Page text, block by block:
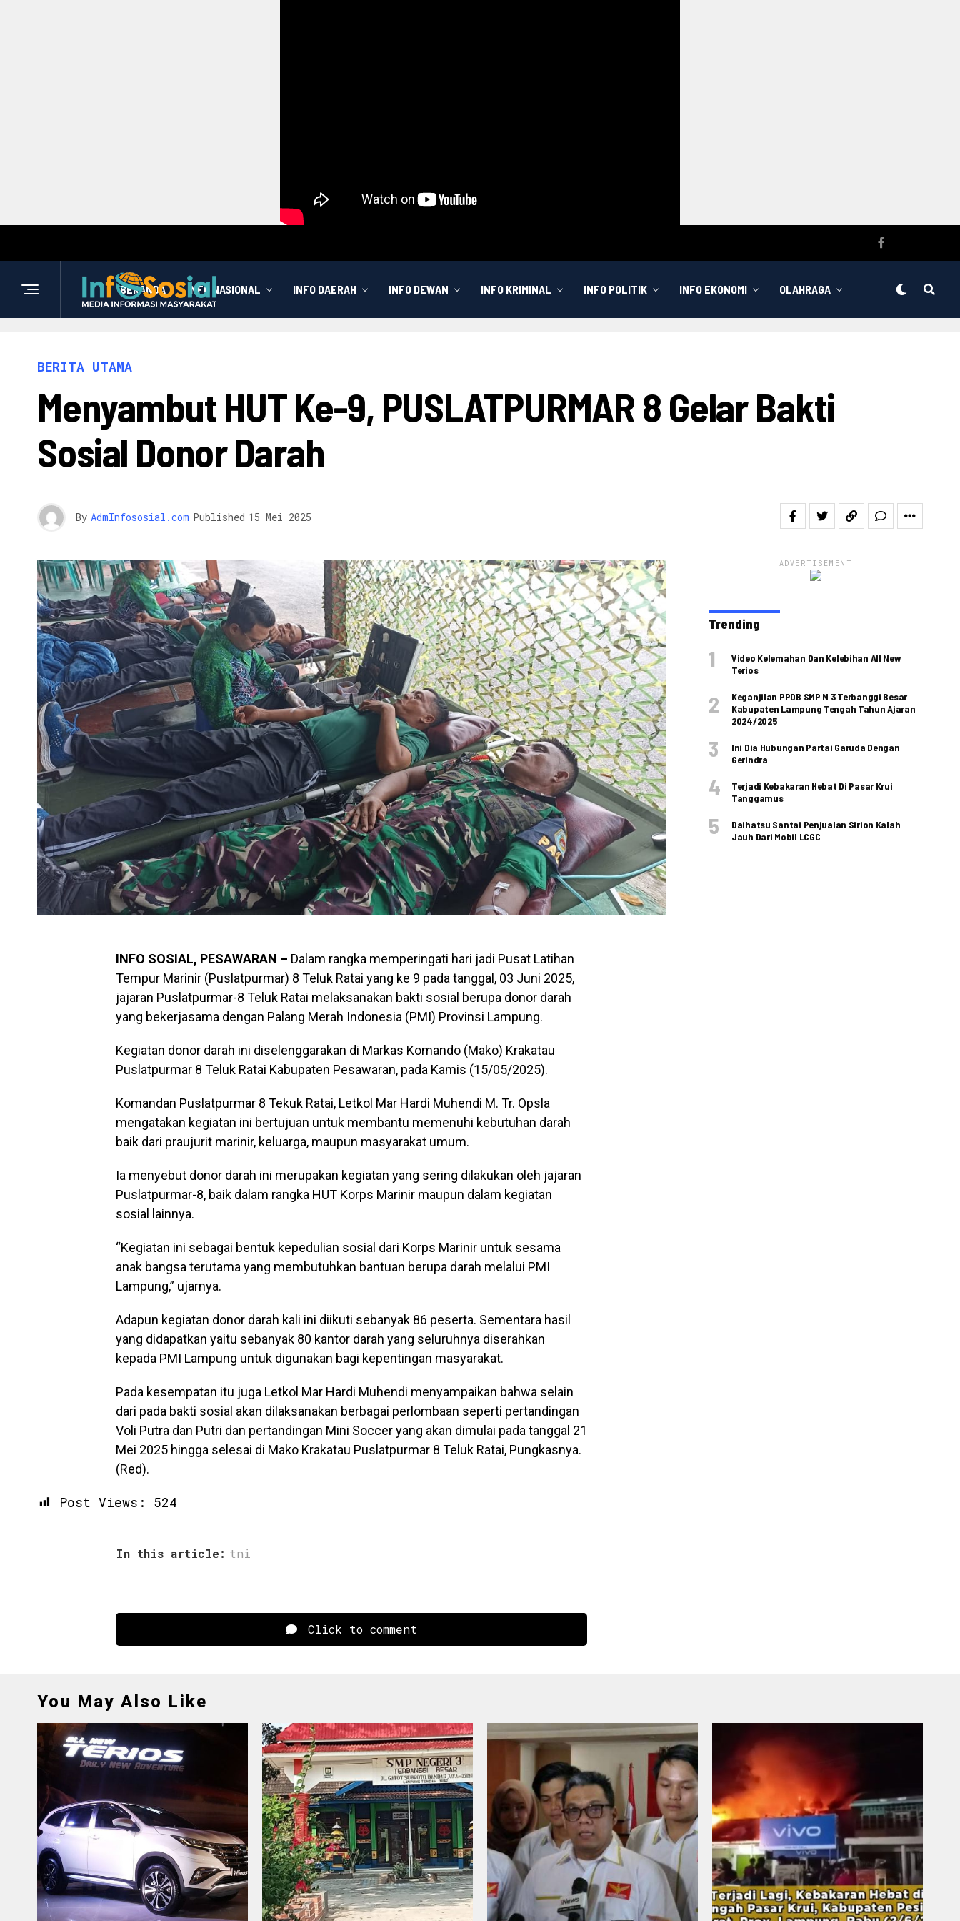
BERANDA INFO NASIONAL INFO DAERAH INFO DEWAN INFO KRIMINAL INFO POLITIK INFO EKONOMI OLAHRAGA
BERITA UTAMA
Menyambut HUT Ke-9, PUSLATPURMAR 8 Gelar Bakti
Sosial Donor Darah
By AdmInfososial.com Published 15 Mei 2025
INFO SOSIAL, PESAWARAN – Dalam rangka memperingati hari jadi Pusat Latihan
Tempur Marinir (Puslatpurmar) 8 Teluk Ratai yang ke 9 pada tanggal, 03 Juni 2025,
jajaran Puslatpurmar-8 Teluk Ratai melaksanakan bakti sosial berupa donor darah
yang bekerjasama dengan Palang Merah Indonesia (PMI) Provinsi Lampung.
Kegiatan donor darah ini diselenggarakan di Markas Komando (Mako) Krakatau
Puslatpurmar 8 Teluk Ratai Kabupaten Pesawaran, pada Kamis (15/05/2025).
Komandan Puslatpurmar 8 Tekuk Ratai, Letkol Mar Hardi Muhendi M. Tr. Opsla
mengatakan kegiatan ini bertujuan untuk membantu memenuhi kebutuhan darah
baik dari praujurit marinir, keluarga, maupun masyarakat umum.
Ia menyebut donor darah ini merupakan kegiatan yang sering dilakukan oleh jajaran
Puslatpurmar-8, baik dalam rangka HUT Korps Marinir maupun dalam kegiatan
sosial lainnya.
“Kegiatan ini sebagai bentuk kepedulian sosial dari Korps Marinir untuk sesama
anak bangsa terutama yang membutuhkan bantuan berupa darah melalui PMI
Lampung,” ujarnya.
Adapun kegiatan donor darah kali ini diikuti sebanyak 86 peserta. Sementara hasil
yang didapatkan yaitu sebanyak 80 kantor darah yang seluruhnya diserahkan
kepada PMI Lampung untuk digunakan bagi kepentingan masyarakat.
Pada kesempatan itu juga Letkol Mar Hardi Muhendi menyampaikan bahwa selain
dari pada bakti sosial akan dilaksanakan berbagai perlombaan seperti pertandingan
Voli Putra dan Putri dan pertandingan Mini Soccer yang akan dimulai pada tanggal 21
Mei 2025 hingga selesai di Mako Krakatau Puslatpurmar 8 Teluk Ratai, Pungkasnya.
(Red).
Post Views: 524
In this article: tni
Click to comment
ADVERTISEMENT
Trending
Video Kelemahan Dan Kelebihan All New
Terios
Keganjilan PPDB SMP N 3 Terbanggi Besar
Kabupaten Lampung Tengah Tahun Ajaran
2024/2025
Ini Dia Hubungan Partai Garuda Dengan
Gerindra
Terjadi Kebakaran Hebat Di Pasar Krui
Tanggamus
Daihatsu Santai Penjualan Sirion Kalah
Jauh Dari Mobil LCGC
You May Also Like